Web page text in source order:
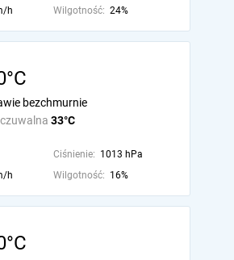
h Wilgotność: 24%
33°C
bezchmurnie
Ciśnienie: 1013 hPa
h Wilgotność: 16%